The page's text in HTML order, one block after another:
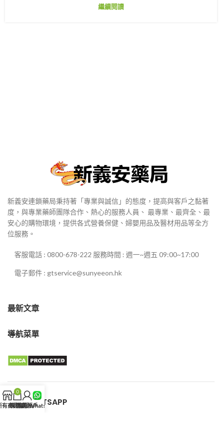
繼續閱讀
新義安連鎖藥局秉持著「專業與誠信」的態度，提高與客戶之黏著
度，與專業藥師團隊合作、熱心的服務人員、 最專業、最齊全、最
安心的購物環境，提供各式營養保健、婦嬰用品及醫材用品等全方
位服務。
客服電話 : 0800-678-222 服務時間 : 週一~週五 09:00~17:00
電子郵件 : gtservice@sunyeeon.hk
最新文章
導航菜單
客服WHATSAPP
有商品
0
購物車我的賬戶
客服WhatsApp